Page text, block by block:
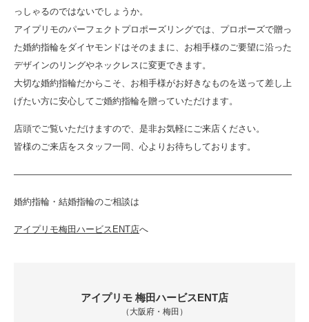
っしゃるのではないでしょうか。
アイプリモのパーフェクトプロポーズリングでは、プロポーズで贈っ
た婚約指輪をダイヤモンドはそのままに、お相手様のご要望に沿った
デザインのリングやネックレスに変更できます。
大切な婚約指輪だからこそ、お相手様がお好きなものを送って差し上
げたい方に安心してご婚約指輪を贈っていただけます。
店頭でご覧いただけますので、是非お気軽にご来店ください。
皆様のご来店をスタッフ一同、心よりお待ちしております。
———————————————————————————————
婚約指輪・結婚指輪のご相談は
アイプリモ梅田ハービスENT店へ
アイプリモ 梅田ハービスENT店
（大阪府・梅田）